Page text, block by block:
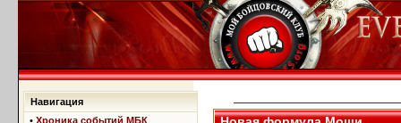
Навигация
• Хроника событий МБК